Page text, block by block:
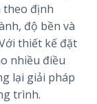
theo định
độ bền và
thiết kế đặt
nhiều điều
lại giải pháp
trình.